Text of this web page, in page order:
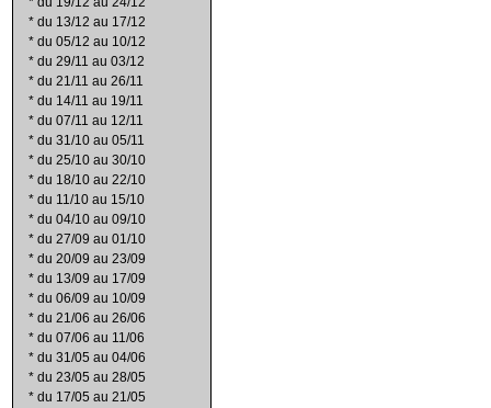
* du 13/12 au 17/12
* du 05/12 au 10/12
* du 29/11 au 03/12
* du 21/11 au 26/11
* du 14/11 au 19/11
* du 07/11 au 12/11
* du 31/10 au 05/11
* du 25/10 au 30/10
* du 18/10 au 22/10
* du 11/10 au 15/10
* du 04/10 au 09/10
* du 27/09 au 01/10
* du 20/09 au 23/09
* du 13/09 au 17/09
* du 06/09 au 10/09
* du 21/06 au 26/06
* du 07/06 au 11/06
* du 31/05 au 04/06
* du 23/05 au 28/05
* du 17/05 au 21/05